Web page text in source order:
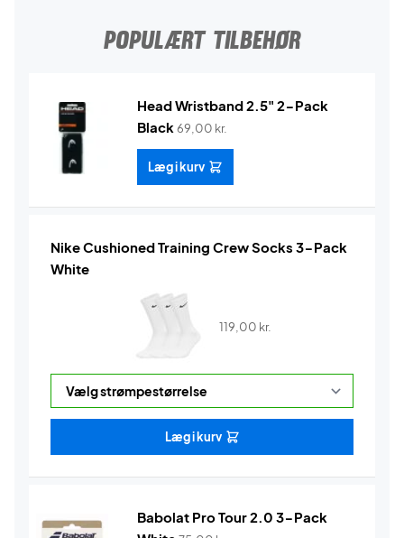
POPULÆRT TILBEHØR
Head Wristband 2.5" 2-Pack
Black69,00 kr.
Læg i kurv
Nike Cushioned Training Crew Socks 3-Pack
White
119,00 kr.
Læg i kurv
Babolat Pro Tour 2.0 3-Pack